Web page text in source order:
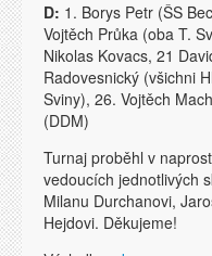
D: 1. Borys Petr (ŠS
Vojtěch Průka (oba T.
Nikolas Kovacs, 21
Radovesnický (všichni
Sviny), 26. Vojtěch
(DDM)
Turnaj proběhl v
vedoucích jednotlivých
Milanu Durchanovi,
Hejdovi. Děkujeme!